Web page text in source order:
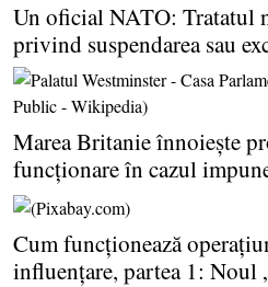
Un oficial NATO: Tratatul
privind suspendarea sau
Marea Britanie înnoieşte
funcţionare în cazul
Cum funcţionează
influenţare, partea 1: Noul